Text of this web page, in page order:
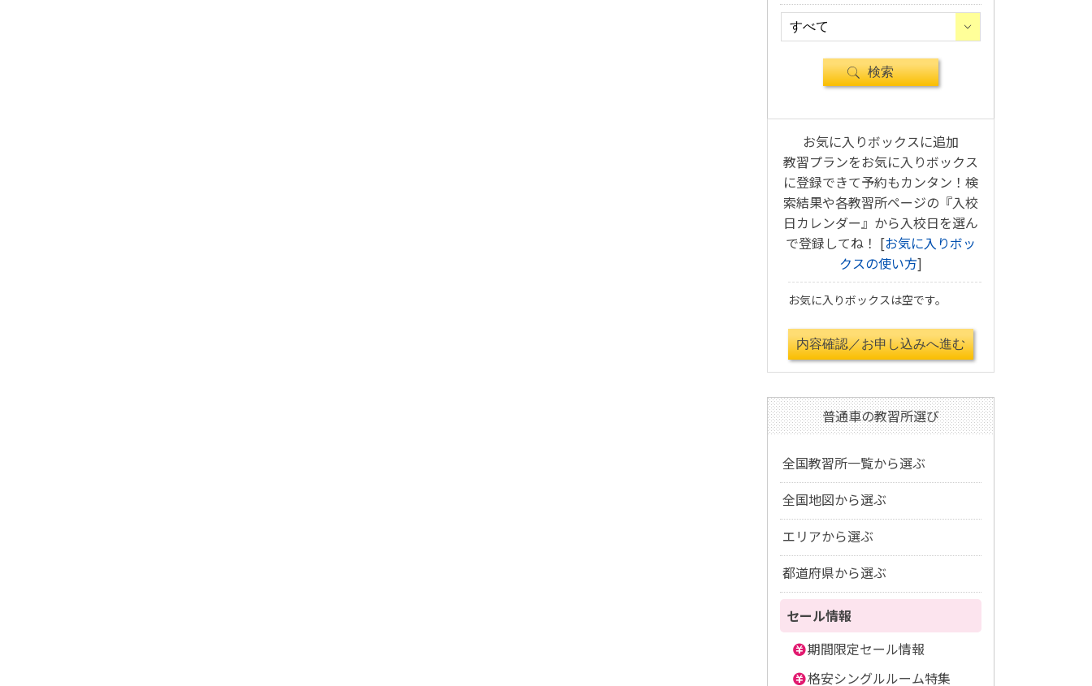
お気に入りボックスに追加
教習プランをお気に入りボックス
に登録できて予約もカンタン！検
索結果や各教習所ページの『入校
日カレンダー』から入校日を選ん
で登録してね！ [お気に入りボッ
クスの使い方]
お気に入りボックスは空です。
普通車の教習所選び
全国教習所一覧から選ぶ
全国地図から選ぶ
エリアから選ぶ
都道府県から選ぶ
セール情報
期間限定セール情報
格安シングルルーム特集